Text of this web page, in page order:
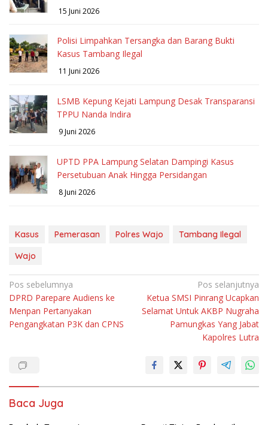
15 Juni 2026
Polisi Limpahkan Tersangka dan Barang Bukti
Kasus Tambang Ilegal
11 Juni 2026
LSMB Kepung Kejati Lampung Desak Transparansi
TPPU Nanda Indira
9 Juni 2026
UPTD PPA Lampung Selatan Dampingi Kasus
Persetubuan Anak Hingga Persidangan
8 Juni 2026
Kasus Pemerasan Polres Wajo
Tambang Ilegal
Wajo
Navigasi
pos
Pos sebelumnya
DPRD Parepare Audiens ke
Menpan Pertanyakan
Pengangkatan P3K dan CPNS
Pos selanjutnya
Ketua SMSI Pinrang Ucapkan
Selamat Untuk AKBP Nugraha
Pamungkas Yang Jabat
Kapolres Lutra
Baca Juga